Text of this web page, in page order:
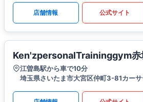
店舗情報 公式サイト
Ken'zpersonalTraininggym赤
江曽島駅から車で10分
埼玉県さいたま市大宮区仲町3-81カー